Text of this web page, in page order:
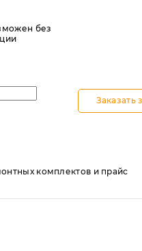
без
Заказать
комплектов и прайс